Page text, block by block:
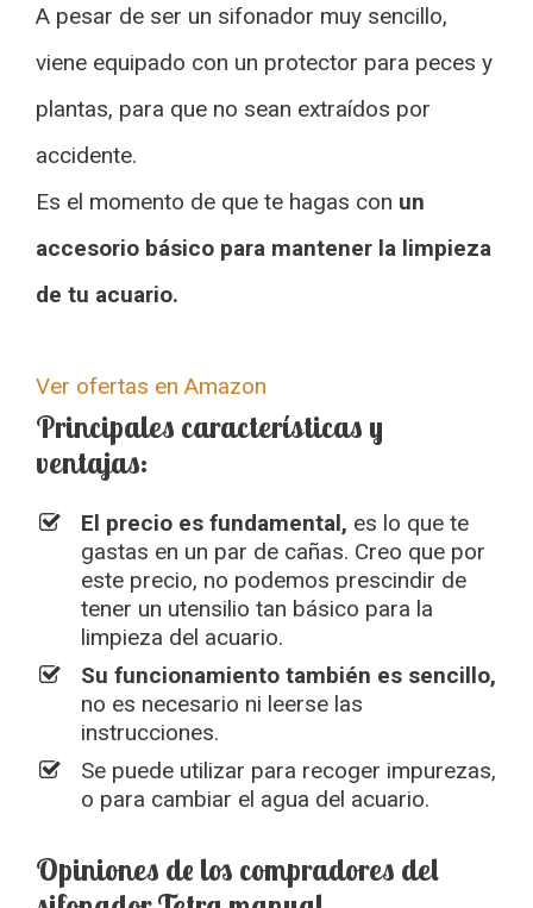
A pesar de ser un sifonador muy sencillo,
viene equipado con un protector para peces y
plantas, para que no sean extraídos por
accidente.
Es el momento de que te hagas con un
accesorio básico para mantener la limpieza
de tu acuario.
Ver ofertas en Amazon
Principales características y
ventajas:
El precio es fundamental, es lo que te
gastas en un par de cañas. Creo que por
este precio, no podemos prescindir de
tener un utensilio tan básico para la
limpieza del acuario.
Su funcionamiento también es sencillo,
no es necesario ni leerse las
instrucciones.
Se puede utilizar para recoger impurezas,
o para cambiar el agua del acuario.
Opiniones de los compradores del